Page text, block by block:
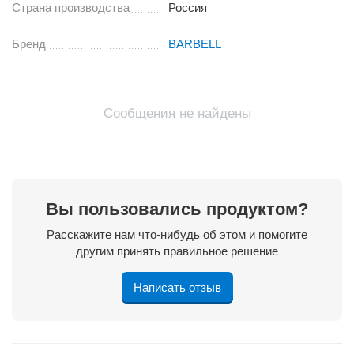
Страна производства Россия
Бренд BARBELL
Сообщения не найдены
Вы пользовались продуктом?
Расскажите нам что-нибудь об этом и помогите
другим принять правильное решение
Написать отзыв